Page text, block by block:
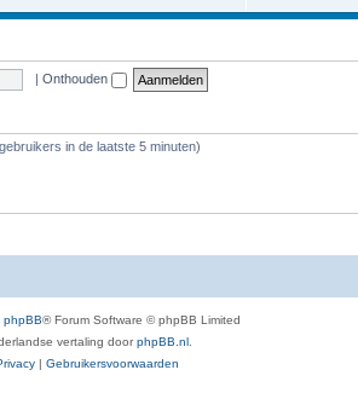
| Onthouden
in de laatste 5 minuten)
phpBB® Forum Software © phpBB Limited
vertaling doorphpBB.nl
| Gebruikersvoorwaarden